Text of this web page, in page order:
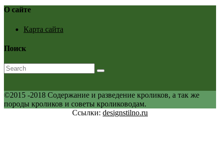
О сайте
Карта сайта
Поиск
©2015 -2018 Содержание и разведение кроликов, а так же
породы кроликов и советы кролиководам.
Ссылки: designstilno.ru